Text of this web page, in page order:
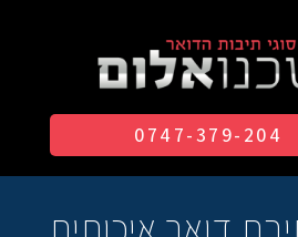
0747-379-204​